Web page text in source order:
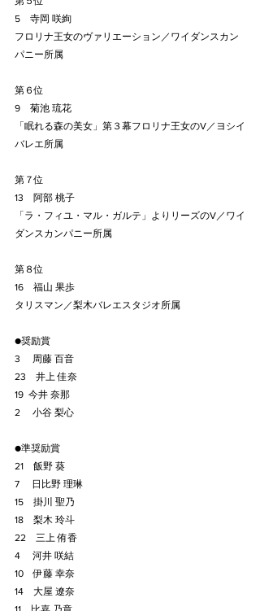
5　寺岡 咲絢
フロリナ王女のヴァリエーション／ワイダンスカン
パニー所属
第６位
9　菊池 琉花
「眠れる森の美女」第３幕フロリナ王女のV／ヨシイ
バレエ所属
第７位
13　阿部 桃子
「ラ・フィユ・マル・ガルテ」よりリーズのV／ワイ
ダンスカンパニー所属
第８位
16　福山 果歩
タリスマン／梨木バレエスタジオ所属
●奨励賞
3　 周藤 百音
23　井上 佳奈
19  今井 奈那
2 　小谷 梨心
●準奨励賞
21　飯野 葵
7　 日比野 理琳
15　掛川 聖乃
18　梨木 玲斗
22　三上 侑香
4　 河井 咲結
10　伊藤 幸奈
14　大屋 遼奈